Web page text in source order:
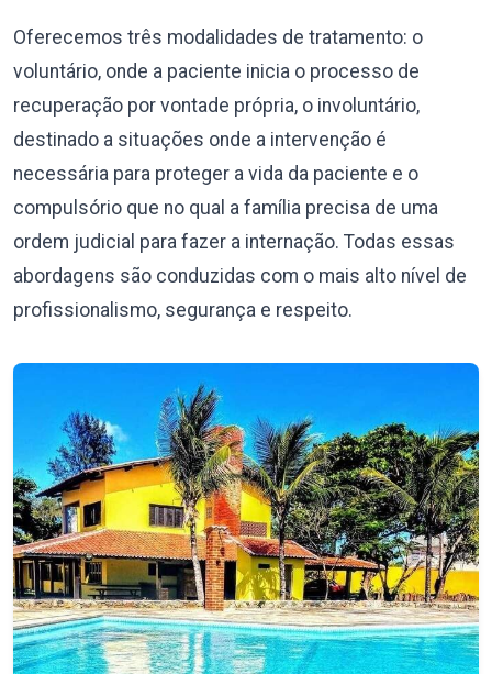
Oferecemos três modalidades de tratamento: o
voluntário, onde a paciente inicia o processo de
recuperação por vontade própria, o involuntário,
destinado a situações onde a intervenção é
necessária para proteger a vida da paciente e o
compulsório que no qual a família precisa de uma
ordem judicial para fazer a internação. Todas essas
abordagens são conduzidas com o mais alto nível de
profissionalismo, segurança e respeito.